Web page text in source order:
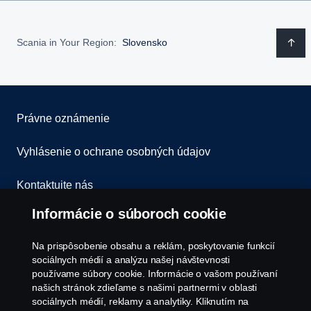
Zníženie potreby primárneho materiálu v nových
Každá batéria obsahuje veľké množstvo zdrojov
potreba ťažby nových zdrojov.
Scania in Your Region: Slovensko
Právne oznámenie
Vyhlásenie o ochrane osobných údajov
Kontaktujte nás
Všeobecné zmluvné podmienky
Oznámenie porušenia predpisov
Zásady Cookies
Informácie o súboroch cookie
Na prispôsobenie obsahu a reklám, poskytovanie funkcií
sociálnych médií a analýzu našej návštevnosti
používame súbory cookie. Informácie o vašom používaní
našich stránok zdieľame s našimi partnermi v oblasti
sociálnych médií, reklamy a analytiky. Kliknutím na